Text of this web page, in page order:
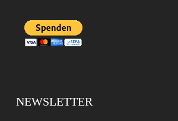
NEWSLETTER